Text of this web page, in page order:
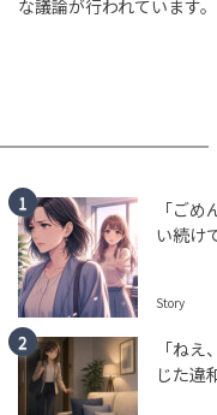
な議論が行われています。
「ご
い続け
Story
「ね
じた違